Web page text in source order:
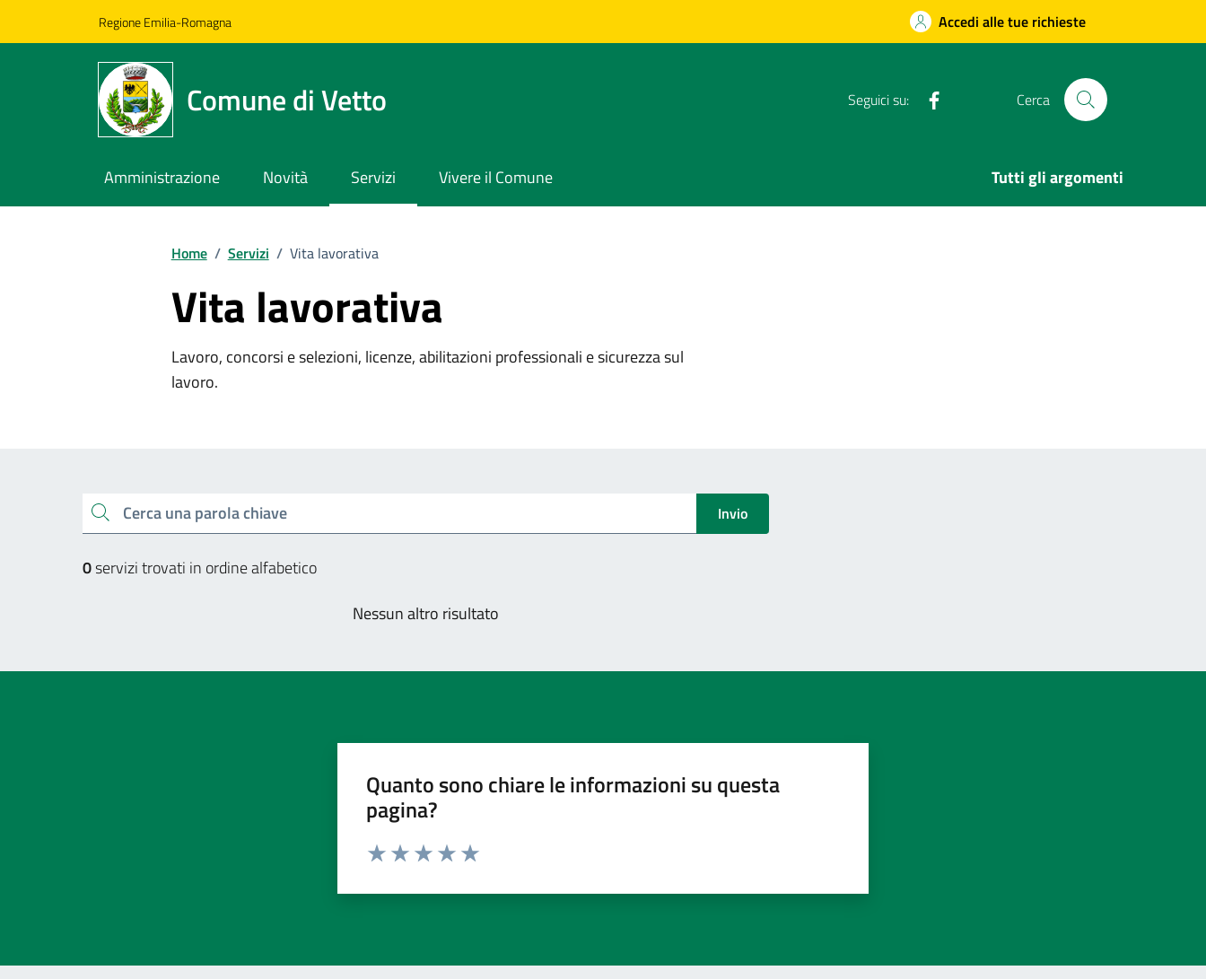
Regione Emilia-Romagna Accedi alle tue richieste
Comune di Vetto Seguici su: Cerca
Amministrazione Novità Servizi Vivere il Comune Tutti gli argomenti
Home / Servizi / Vita lavorativa
Vita lavorativa
Lavoro, concorsi e selezioni, licenze, abilitazioni professionali e sicurezza sul
lavoro.
Cerca una parola chiave Invio
0servizi trovati in ordine alfabetico
Nessun altro risultato
Quanto sono chiare le informazioni su questa
pagina?